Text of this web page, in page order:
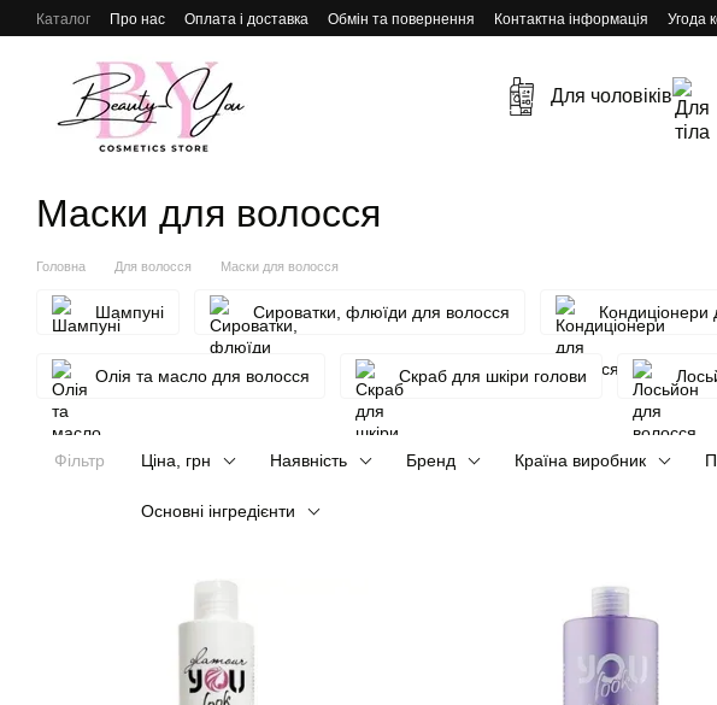
Перейти до основного контенту
Каталог Про нас Оплата і доставка Обмін та повернення Контактна інформація Угода
Для чоловіків
Маски для волосся
Головна Для волосся Маски для волосся
Шампуні Сироватки, флюїди для волосся Кондиціонери
Олія та масло для волосся Скраб для шкіри голови
Фільтр Ціна, грн Наявність Бренд Країна виробник
Основні інгредієнти